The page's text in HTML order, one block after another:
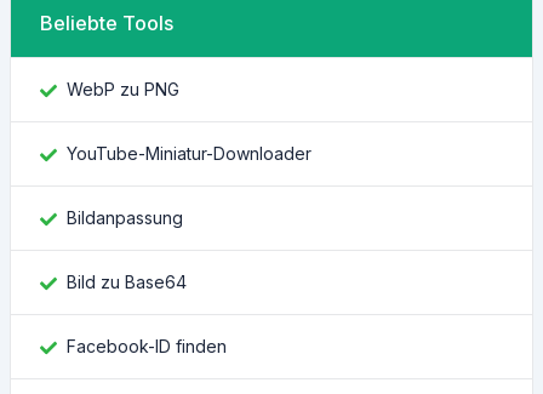
Beliebte Tools
WebP zu PNG
YouTube-Miniatur-Downloader
Bildanpassung
Bild zu Base64
Facebook-ID finden